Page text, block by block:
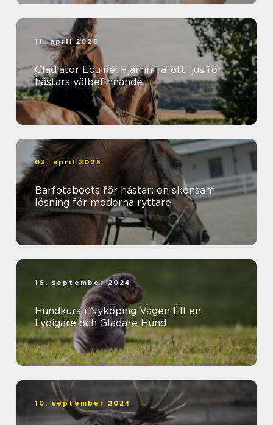
11. april 2025
Gladiator Equine: Fjärrinfrarött ljus för
hästars välbefinnande
03. april 2025
Barfotaboots för hästar: en skonsam
lösning för moderna ryttare
16. september 2024
Hundkurs i Nyköping Vägen till en
Lydigare och Gladare Hund
10. september 2024